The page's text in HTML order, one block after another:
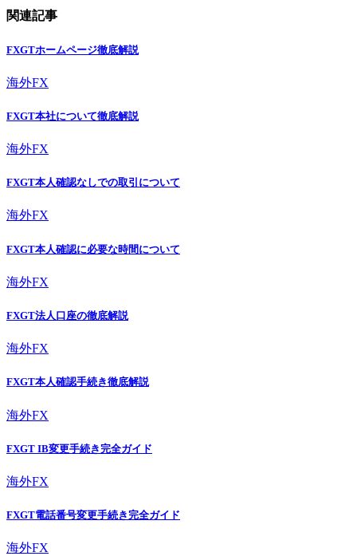
関連記事
FXGTホームページ徹底解説
海外FX
FXGT本社について徹底解説
海外FX
FXGT本人確認なしでの取引について
海外FX
FXGT本人確認に必要な時間について
海外FX
FXGT法人口座の徹底解説
海外FX
FXGT本人確認手続き徹底解説
海外FX
FXGT IB変更手続き完全ガイド
海外FX
FXGT電話番号変更手続き完全ガイド
海外FX